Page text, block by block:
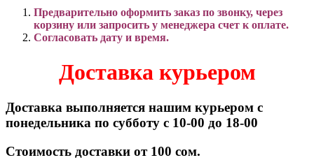
Предварительно оформить заказ по звонку, через
корзину или запросить у менеджера счет к оплате.
Согласовать дату и время.
Доставка курьером
Доставка выполняется нашим курьером с
понедельника по субботу с 10-00 до 18-00
Стоимость доставки от 100 сом.